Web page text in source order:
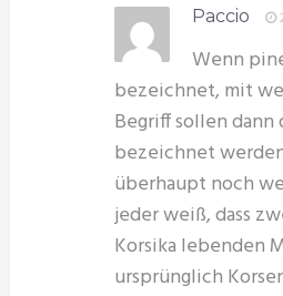
Paccio
Wenn
bezeichnet, mit
Begriff sollen dann
bezeichnet
überhaupt noch
jeder weiß, dass
Korsika lebenden
ursprünglich